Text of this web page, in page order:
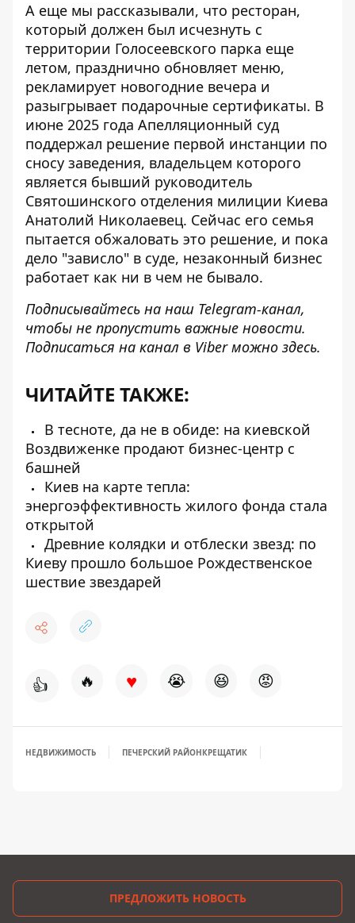
А еще мы рассказывали, что ресторан,
который должен был исчезнуть с
территории Голосеевского парка еще
летом, празднично обновляет меню,
рекламирует новогодние вечера и
разыгрывает подарочные сертификаты. В
июне 2025 года Апелляционный суд
поддержал решение первой инстанции по
сносу заведения, владельцем которого
является бывший руководитель
Святошинского отделения милиции Киева
Анатолий Николаевец. Сейчас его семья
пытается обжаловать это решение, и пока
дело "зависло" в суде, незаконный бизнес
работает как ни в чем не бывало.
Подписывайтесь на наш Telegram-канал,
чтобы не пропустить важные новости.
Подписаться на канал в Viber можно здесь.
ЧИТАЙТЕ ТАКЖЕ:
В тесноте, да не в обиде: на киевской
Воздвиженке продают бизнес-центр с
башней
Киев на карте тепла:
энергоэффективность жилого фонда стала
открытой
Древние колядки и отблески звезд: по
Киеву прошло большое Рождественское
шествие звездарей
👍 🔥 ♥ 😭 😆 😡
НЕДВИЖИМОСТЬ ПЕЧЕРСКИЙ РАЙОНКРЕЩАТИК
ПРЕДЛОЖИТЬ НОВОСТЬ